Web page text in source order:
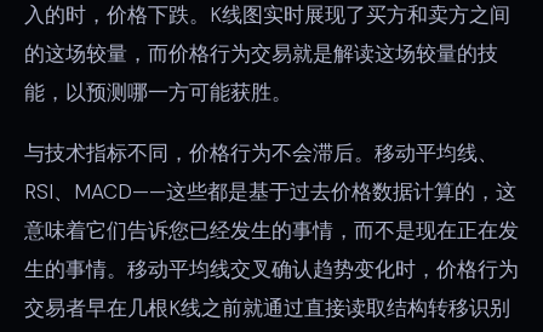
入的时，价格下跌。K线图实时展现了买方和卖方之间
的这场较量，而价格行为交易就是解读这场较量的技
能，以预测哪一方可能获胜。
与技术指标不同，价格行为不会滞后。移动平均线、
RSI、MACD——这些都是基于过去价格数据计算的，这
意味着它们告诉您已经发生的事情，而不是现在正在发
生的事情。移动平均线交叉确认趋势变化时，价格行为
交易者早在几根K线之前就通过直接读取结构转移识别